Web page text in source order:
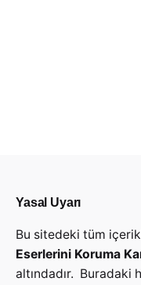
Yasal Uyarı
Bu sitedeki tüm
Eserlerini Koruma
altındadır. Buradaki